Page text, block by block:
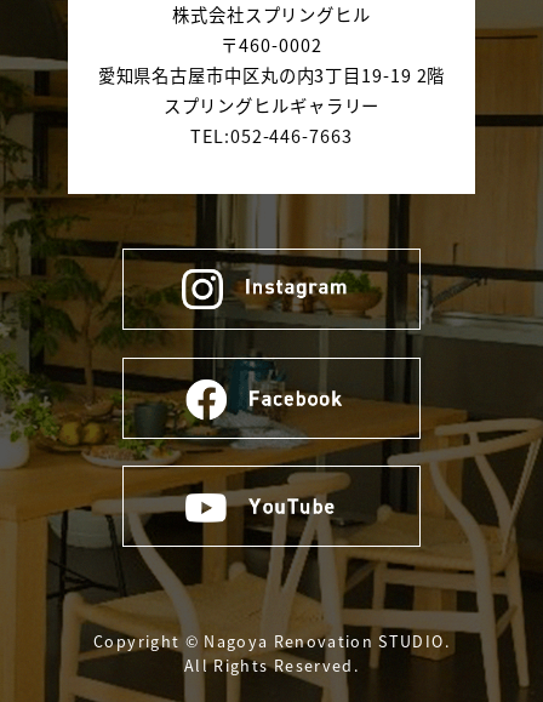
株式会社スプリングヒル
〒460-0002
愛知県名古屋市中区丸の内3丁目19-19 2階
スプリングヒルギャラリー
TEL:052-446-7663
Copyright © Nagoya Renovation STUDIO.
All Rights Reserved.